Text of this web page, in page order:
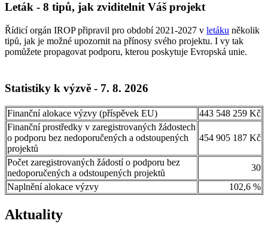
Leták - 8 tipů, jak zviditelnit Váš projekt
Řídicí orgán IROP připravil pro období 2021-2027 v letáku několik
tipů, jak je možné upozornit na přínosy svého projektu. I vy tak
pomůžete propagovat podporu, kterou poskytuje Evropská unie.
Statistiky k výzvě - 7. 8. 2026
Finanční alokace výzvy (příspěvek EU)
443 548 259 Kč
Finanční prostředky v zaregistrovaných žádostech
o podporu bez nedoporučených a odstoupených
projektů
454 905 187 Kč
Počet zaregistrovaných žádostí o podporu bez
nedoporučených a odstoupených projektů
30
Naplnění alokace výzvy
102,6 %
Aktuality